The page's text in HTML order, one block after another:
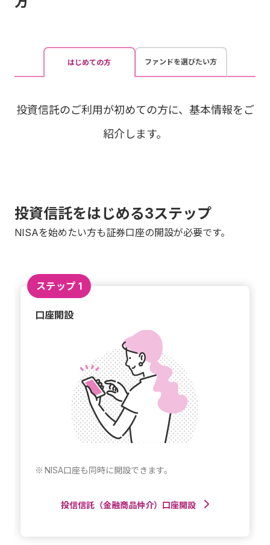
はじめての方 ファンドを選びたい方
投資信託のご利用が初めての方に、基本情報をご
紹介します。
投資信託をはじめる3ステップ
NISAを始めたい方も証券口座の開設が必要です。
ステップ 1
口座開設
NISA口座も同時に開設できます。
投信信託（金融商品仲介）口座開設